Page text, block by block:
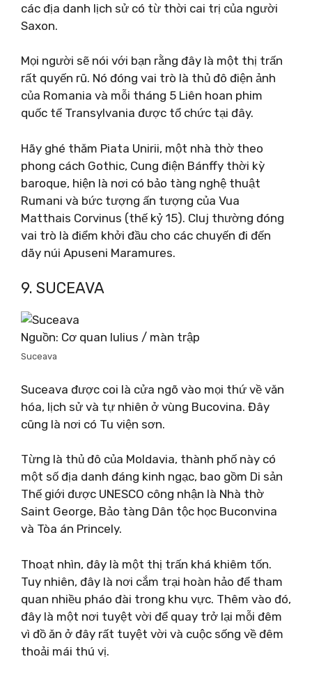
các địa danh lịch sử có từ thời cai trị của người
Saxon.
Mọi người sẽ nói với bạn rằng đây là một thị trấn
rất quyến rũ. Nó đóng vai trò là thủ đô điện ảnh
của Romania và mỗi tháng 5 Liên hoan phim
quốc tế Transylvania được tổ chức tại đây.
Hãy ghé thăm Piata Unirii, một nhà thờ theo
phong cách Gothic, Cung điện Bánffy thời kỳ
baroque, hiện là nơi có bảo tàng nghệ thuật
Rumani và bức tượng ấn tượng của Vua
Matthais Corvinus (thế kỷ 15). Cluj thường đóng
vai trò là điểm khởi đầu cho các chuyến đi đến
dãy núi Apuseni Maramures.
9. SUCEAVA
Nguồn: Cơ quan Iulius / màn trập
Suceava
Suceava được coi là cửa ngõ vào mọi thứ về văn
hóa, lịch sử và tự nhiên ở vùng Bucovina. Đây
cũng là nơi có Tu viện sơn.
Từng là thủ đô của Moldavia, thành phố này có
một số địa danh đáng kinh ngạc, bao gồm Di sản
Thế giới được UNESCO công nhận là Nhà thờ
Saint George, Bảo tàng Dân tộc học Buconvina
và Tòa án Princely.
Thoạt nhìn, đây là một thị trấn khá khiêm tốn.
Tuy nhiên, đây là nơi cắm trại hoàn hảo để tham
quan nhiều pháo đài trong khu vực. Thêm vào đó,
đây là một nơi tuyệt vời để quay trở lại mỗi đêm
vì đồ ăn ở đây rất tuyệt vời và cuộc sống về đêm
thoải mái thú vị.